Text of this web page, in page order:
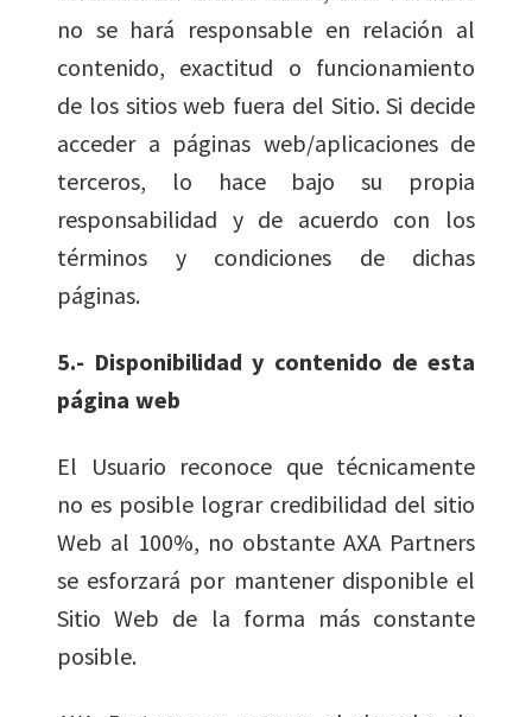
no se hará responsable en relación al
contenido, exactitud o funcionamiento
de los sitios web fuera del Sitio. Si decide
acceder a páginas web/aplicaciones de
terceros, lo hace bajo su propia
responsabilidad y de acuerdo con los
términos y condiciones de dichas
páginas.
5.- Disponibilidad y contenido de esta
página web
El Usuario reconoce que técnicamente
no es posible lograr credibilidad del sitio
Web al 100%, no obstante AXA Partners
se esforzará por mantener disponible el
Sitio Web de la forma más constante
posible.